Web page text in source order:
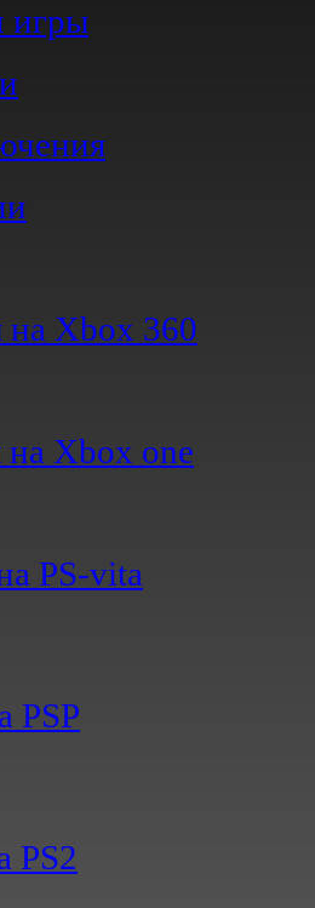
игры
Xbox 360
Xbox one
PS-vita
PSP
PS2